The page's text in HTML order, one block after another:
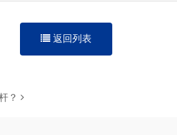
返回列表
？